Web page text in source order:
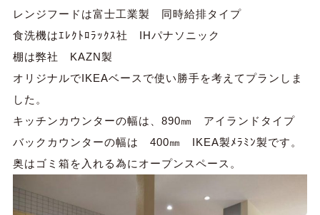
レンジフードは富士工業製 同時給排タイプ
食洗機はｴﾚｸﾄﾛﾗｯｸｽ社 IHパナソニック
棚は弊社 KAZN製
オリジナルでIKEAベースで使い勝手を考えてプランしま
した。
キッチンカウンターの幅は、890㎜ アイランドタイプ
バックカウンターの幅は 400㎜ IKEA製ﾒﾗﾐﾝ製です。
奥はゴミ箱を入れる為にオープンスペース。